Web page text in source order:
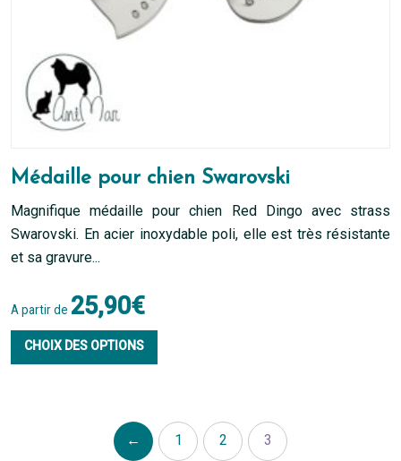
Médaille pour chien Swarovski
Magnifique médaille pour chien Red Dingo avec strass
Swarovski. En acier inoxydable poli, elle est très résistante
et sa gravure...
A partir de 25,90€
CHOIX DES OPTIONS
plusieurs
← 1 2 3